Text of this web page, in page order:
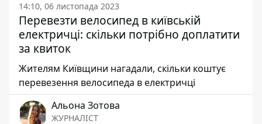
14:10, 06 листопада 2023
Перевезти велосипед в київській
електричці: скільки потрібно доплатити
за квиток
Жителям Київщини нагадали, скільки коштує
перевезення велосипеда в електричці
Альона Зотова
ЖУРНАЛІСТ